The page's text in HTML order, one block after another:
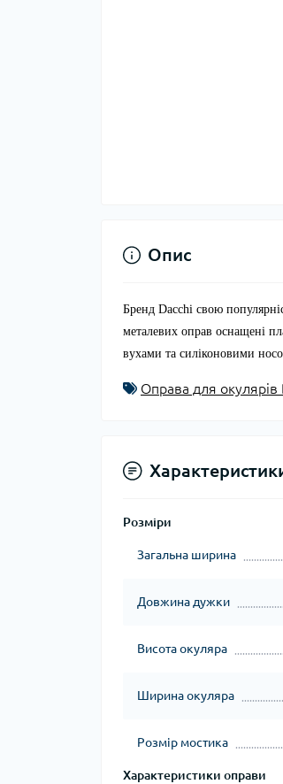
Опис
Бренд Dacchi свою
металевих оправ оснащені
вухами та силіконовими
Оправа для окулярів
Розміри
Загальна ширина
Довжина дужки
Висота окуляра
Ширина окуляра
Розмір мостика
Характеристики оправи